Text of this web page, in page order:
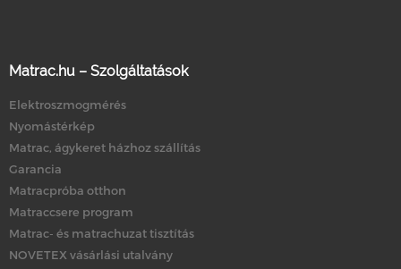
Matrac.hu – Szolgáltatások
Elektroszmogmérés
Nyomástérkép
Matrac, ágykeret házhoz szállítás
Garancia
Matracpróba otthon
Matraccsere program
Matrac- és matrachuzat tisztítás
NOVETEX vásárlási utalvány